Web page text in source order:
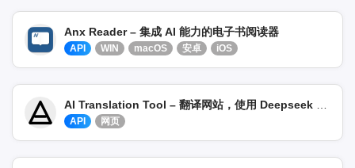
Anx Reader – 集成 AI 能力的电子书阅读器
API WIN macOS 安卓 iOS
API 网页